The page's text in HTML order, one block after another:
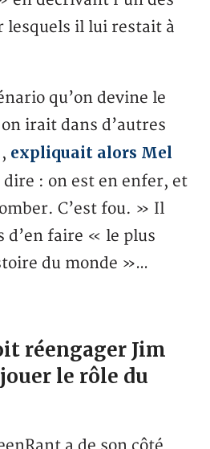
lesquels il lui restait à
qu’on devine le
irait dans d’autres
expliquait alors Mel
dire : on est en enfer, et
C’est fou. » Il
d’en faire « le plus
du monde »…
réengager Jim
le rôle du